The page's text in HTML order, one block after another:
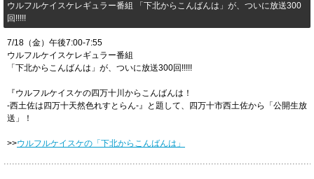
ウルフルケイスケレギュラー番組 「下北からこんばんは」が、ついに放送300
回!!!!!
7/18（金）午後7:00-7:55
ウルフルケイスケレギュラー番組
「下北からこんばんは」が、ついに放送300回!!!!!
『ウルフルケイスケの四万十川からこんばんは！
-西土佐は四万十天然色れすとらん-』と題して、四万十市西土佐から「公開生放
送」！
>>ウルフルケイスケの「下北からこんばんは」